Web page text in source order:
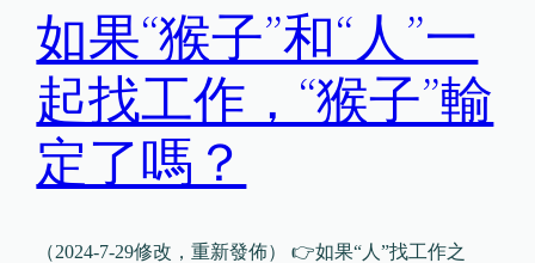
如果“猴子”和“人”一
起找工作，“猴子”輸
定了嗎？
（2024-7-29修改，重新發佈） 👉如果“人”找工作之